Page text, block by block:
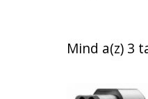
Mind a(z) 3